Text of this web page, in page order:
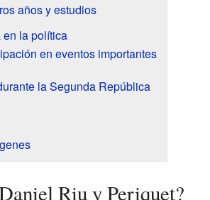
años y estudios
en la política
en eventos importantes
la Segunda República
Riu y Periquet?